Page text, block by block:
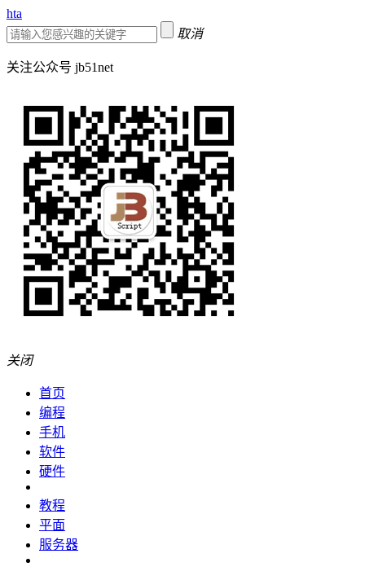
hta
取消
关注公众号 jb51net
关闭
首页
编程
手机
软件
硬件
教程
平面
服务器